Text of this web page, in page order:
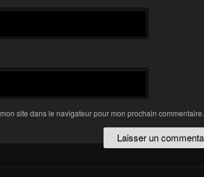
site dans le navigateur pour mon prochain commentaire.